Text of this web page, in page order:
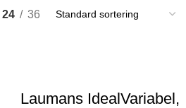
24 36
Laumans IdealVariabel,